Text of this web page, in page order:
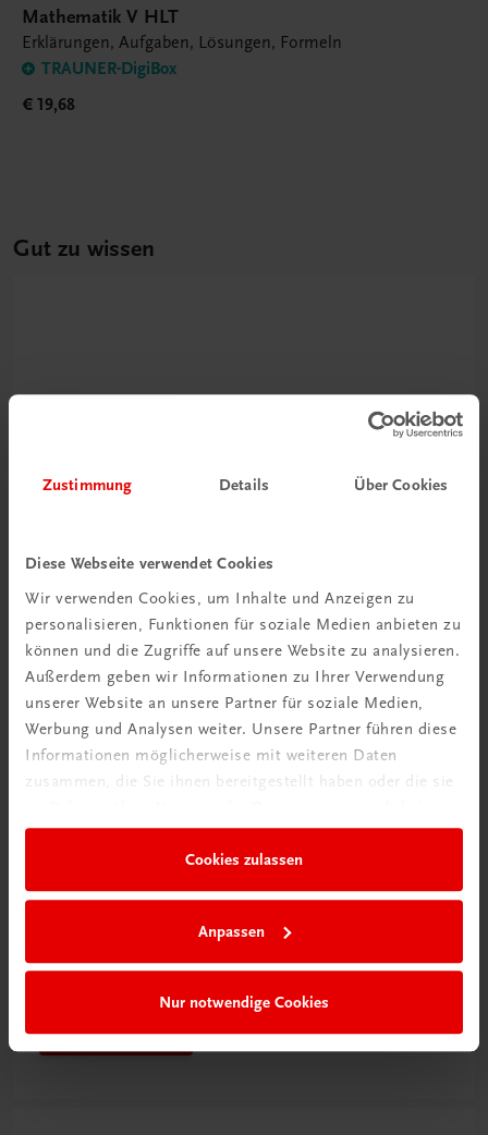
Zustimmung Details Über Cookies
Diese Webseite verwendet Cookies
Wir verwenden Cookies, um Inhalte und Anzeigen zu
personalisieren, Funktionen für soziale Medien anbieten zu
können und die Zugriffe auf unsere Website zu analysieren.
Außerdem geben wir Informationen zu Ihrer Verwendung
unserer Website an unsere Partner für soziale Medien,
Werbung und Analysen weiter. Unsere Partner führen diese
Informationen möglicherweise mit weiteren Daten
zusammen, die Sie ihnen bereitgestellt haben oder die sie
Cookies zulassen
Anpassen
Nur notwendige Cookies
Mathematik V HLT
Erklärungen, Aufgaben, Lösungen, Formeln
TRAUNER-DigiBox
€ 19,68
Gut zu wissen
Ratgeber Schulpraxis
umgehen?
Mehr erfahren
& Versandkosten sparen
Jetzt anmelden